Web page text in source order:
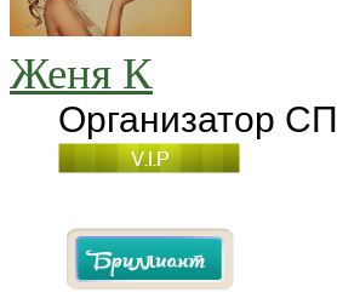
Женя К
Организатор СП